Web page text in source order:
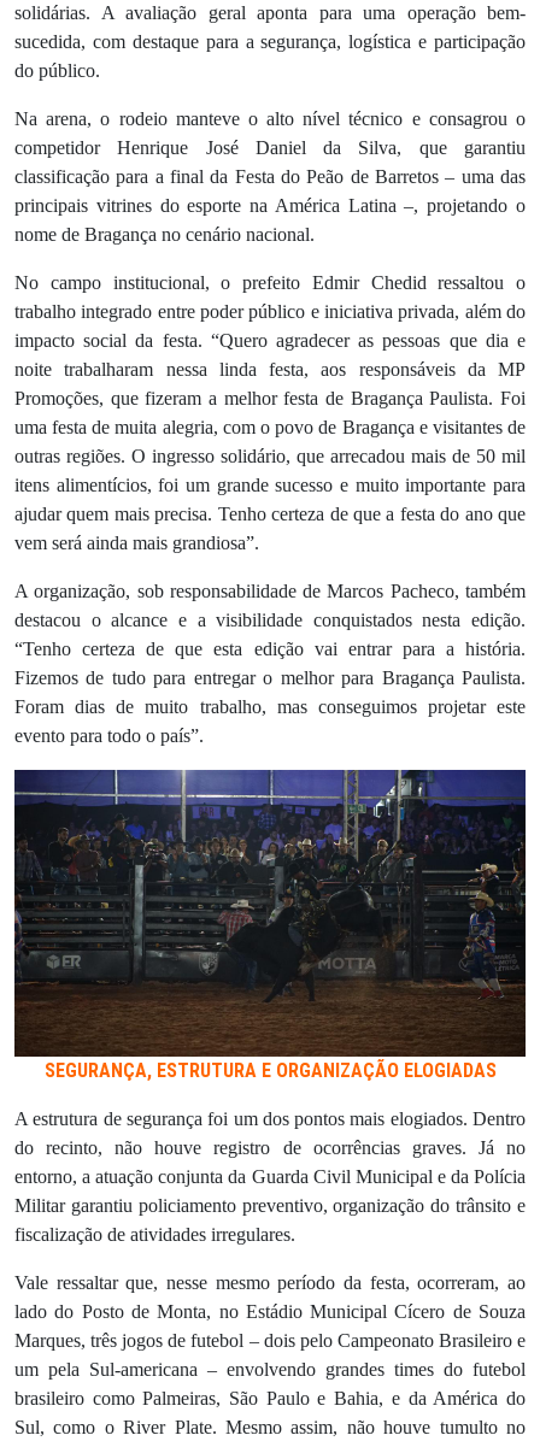
solidárias. A avaliação geral aponta para uma operação bem-
sucedida, com destaque para a segurança, logística e participação
do público.
Na arena, o rodeio manteve o alto nível técnico e consagrou o
competidor Henrique José Daniel da Silva, que garantiu
classificação para a final da Festa do Peão de Barretos – uma das
principais vitrines do esporte na América Latina –, projetando o
nome de Bragança no cenário nacional.
No campo institucional, o prefeito Edmir Chedid ressaltou o
trabalho integrado entre poder público e iniciativa privada, além do
impacto social da festa. “Quero agradecer as pessoas que dia e
noite trabalharam nessa linda festa, aos responsáveis da MP
Promoções, que fizeram a melhor festa de Bragança Paulista. Foi
uma festa de muita alegria, com o povo de Bragança e visitantes de
outras regiões. O ingresso solidário, que arrecadou mais de 50 mil
itens alimentícios, foi um grande sucesso e muito importante para
ajudar quem mais precisa. Tenho certeza de que a festa do ano que
vem será ainda mais grandiosa”.
A organização, sob responsabilidade de Marcos Pacheco, também
destacou o alcance e a visibilidade conquistados nesta edição.
“Tenho certeza de que esta edição vai entrar para a história.
Fizemos de tudo para entregar o melhor para Bragança Paulista.
Foram dias de muito trabalho, mas conseguimos projetar este
evento para todo o país”.
SEGURANÇA, ESTRUTURA E ORGANIZAÇÃO ELOGIADAS
A estrutura de segurança foi um dos pontos mais elogiados. Dentro
do recinto, não houve registro de ocorrências graves. Já no
entorno, a atuação conjunta da Guarda Civil Municipal e da Polícia
Militar garantiu policiamento preventivo, organização do trânsito e
fiscalização de atividades irregulares.
Vale ressaltar que, nesse mesmo período da festa, ocorreram, ao
lado do Posto de Monta, no Estádio Municipal Cícero de Souza
Marques, três jogos de futebol – dois pelo Campeonato Brasileiro e
um pela Sul-americana – envolvendo grandes times do futebol
brasileiro como Palmeiras, São Paulo e Bahia, e da América do
Sul, como o River Plate. Mesmo assim, não houve tumulto no